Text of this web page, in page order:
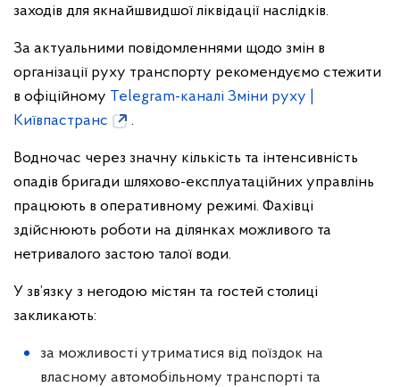
заходів для якнайшвидшої ліквідації наслідків.
За актуальними повідомленнями щодо змін в
організації руху транспорту рекомендуємо стежити
в офіційному Telegram-каналі Зміни руху |
Київпастранс
.
Водночас через значну кількість та інтенсивність
опадів бригади шляхово-експлуатаційних управлінь
працюють в оперативному режимі. Фахівці
здійснюють роботи на ділянках можливого та
нетривалого застою талої води.
У зв’язку з негодою містян та гостей столиці
закликають:
за можливості утриматися від поїздок на
власному автомобільному транспорті та